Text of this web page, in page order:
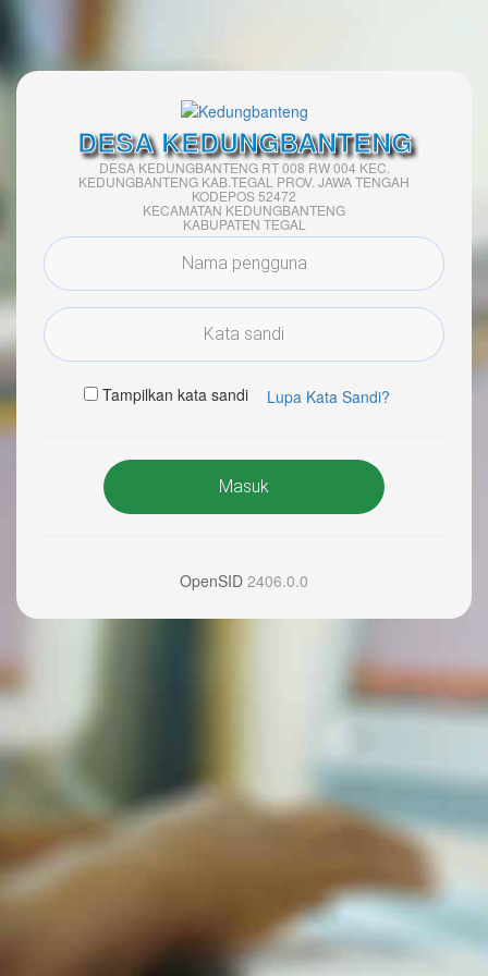
DESA KEDUNGBANTENG
DESA KEDUNGBANTENG RT 008 RW 004 KEC.
KEDUNGBANTENG KAB.TEGAL PROV. JAWA TENGAH
KODEPOS 52472
KECAMATAN KEDUNGBANTENG
KABUPATEN TEGAL
Tampilkan kata sandi Lupa Kata Sandi?
Masuk
OpenSID 2406.0.0